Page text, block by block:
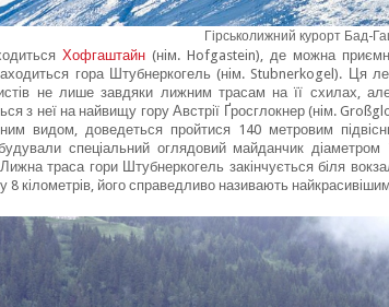
Гірськолижний курорт Бад-
Хофгаштайн (нім. Hofgastein), де можна
гора Штубнеркогель (нім. Stubnerkogel). Ця
не лише завдяки лижним трасам на її схилах,
з неї на найвищу гору Австрії Ґросглокнер (нім.
видом, доведеться пройтися 140 метровим
спеціальний оглядовий майданчик
траса гори Штубнеркогель закінчується біля
8 кілометрів, його справедливо називають найкрасивішим